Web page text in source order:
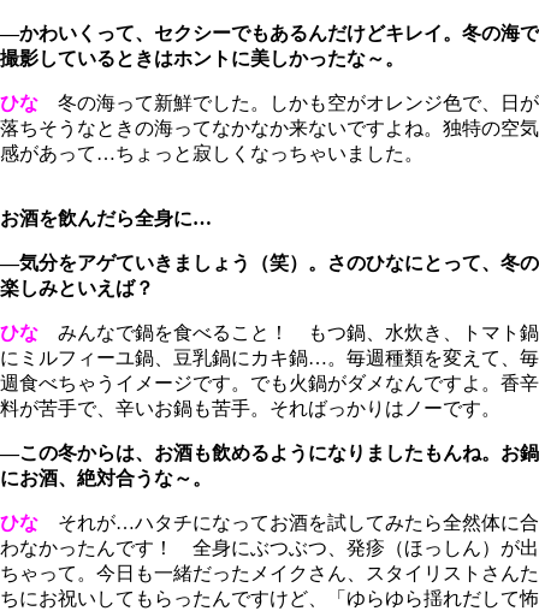
―かわいくって、セクシーでもあるんだけどキレイ。冬の海で
撮影しているときはホントに美しかったな～。
ひな 冬の海って新鮮でした。しかも空がオレンジ色で、日が
落ちそうなときの海ってなかなか来ないですよね。独特の空気
感があって…ちょっと寂しくなっちゃいました。
お酒を飲んだら全身に…
―気分をアゲていきましょう（笑）。さのひなにとって、冬の
楽しみといえば？
ひな みんなで鍋を食べること！ もつ鍋、水炊き、トマト鍋
にミルフィーユ鍋、豆乳鍋にカキ鍋…。毎週種類を変えて、毎
週食べちゃうイメージです。でも火鍋がダメなんですよ。香辛
料が苦手で、辛いお鍋も苦手。そればっかりはノーです。
―この冬からは、お酒も飲めるようになりましたもんね。お鍋
にお酒、絶対合うな～。
ひな それが…ハタチになってお酒を試してみたら全然体に合
わなかったんです！ 全身にぶつぶつ、発疹（ほっしん）が出
ちゃって。今日も一緒だったメイクさん、スタイリストさんた
ちにお祝いしてもらったんですけど、「ゆらゆら揺れだして怖